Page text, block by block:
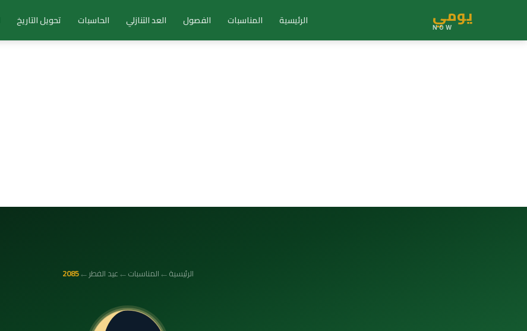
يومي
NOW الرئيسية المناسبات الفصول العد التنازلي الحاسبات تحويل التاريخ
الرئيسية←المناسبات←عيد الفطر ←
2085